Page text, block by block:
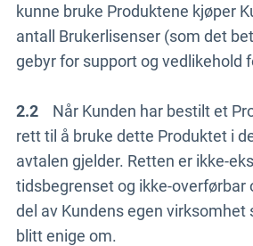
kunne bruke Produktene kjøper
antall Brukerlisenser (som det
gebyr for support og vedlikehold
2.2
Når Kunden har bestilt et
rett til å bruke dette Produktet i
avtalen gjelder. Retten er ikke-
tidsbegrenset og ikke-overførbar
del av Kundens egen virksomhet
blitt enige om.